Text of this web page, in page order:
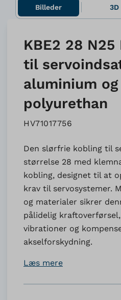
Billeder 3D
KBE2 28
til
aluminium og
polyurethan
HV71017756
Den slørfrie kobling til
størrelse 28 med
kobling, designet til at
krav til servosystemer.
og materialer sikrer
pålidelig
vibrationer og
akselforskydning.
Læs mere